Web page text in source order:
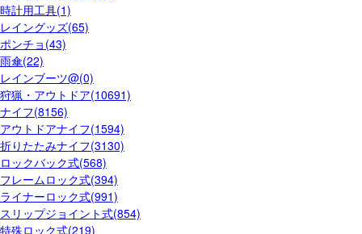
時計用工具(1)
レイングッズ(65)
ポンチョ(43)
雨傘(22)
レインブーツ@(0)
狩猟・アウトドア(10691)
ナイフ(8156)
アウトドアナイフ(1594)
折りたたみナイフ(3130)
ロックバック式(568)
フレームロック式(394)
ライナーロック式(991)
スリップジョイント式(854)
特殊ロック式(219)